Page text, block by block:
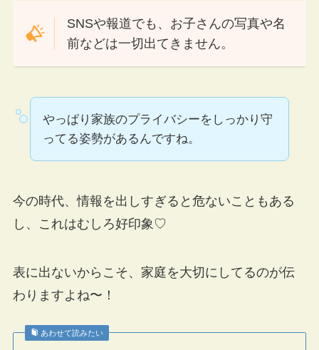
SNSや報道でも、お子さんの写真や名
前などは一切出てきません。
やっぱり家族のプライバシーをしっかり守
ってる姿勢があるんですね。
今の時代、情報を出しすぎると危ないこともある
し、これはむしろ好印象♡
表に出ないからこそ、家庭を大切にしてるのが伝
わりますよね〜！
あわせて読みたい